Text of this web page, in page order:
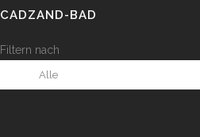
CADZAND-BAD
Filtern nach